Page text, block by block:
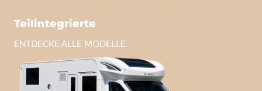
Teilintegrierte
ENTDECKE ALLE MODELLE